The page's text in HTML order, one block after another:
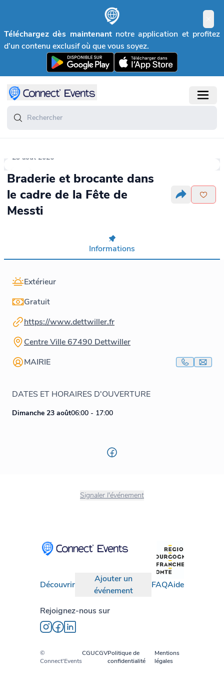
Téléchargez dès maintenant notre application et profitez
d’un contenu exclusif où que vous soyez.
23 août 2026
Braderie et brocante dans
le cadre de la Fête de
Messti
Informations
Extérieur
Gratuit
https://www.dettwiller.fr
Centre Ville 67490 Dettwiller
MAIRIE
DATES ET HORAIRES D'OUVERTURE
Dimanche 23 août06:00 - 17:00
Signaler l'événement
Découvrir
Ajouter un
événement
FAQAide
Rejoignez-nous sur
©
Connect'Events
CGUCGVPolitique de
confidentialité
Mentions
légales